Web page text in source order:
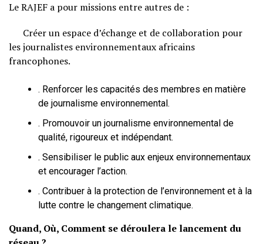
Le RAJEF a pour missions entre autres de :
Créer un espace d’échange et de collaboration pour
les journalistes environnementaux africains
francophones.
. Renforcer les capacités des membres en matière
de journalisme environnemental.
. Promouvoir un journalisme environnemental de
qualité, rigoureux et indépendant.
. Sensibiliser le public aux enjeux environnementaux
et encourager l’action.
. Contribuer à la protection de l’environnement et à la
lutte contre le changement climatique.
Quand, Où, Comment se déroulera le lancement du